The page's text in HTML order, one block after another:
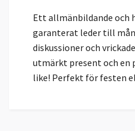
Ett allmänbildande och
garanterat leder till
diskussioner och
utmärkt present och en
like! Perfekt för festen